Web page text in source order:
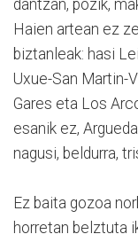
dantzan, pozik,
Haien artean ez
biztanleak: hasi
Uxue-San Martin-
Gares eta Los
esanik ez,
nagusi, beldurra,
Ez baita gozoa
horretan belztuta